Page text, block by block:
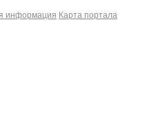
информация Карта портала